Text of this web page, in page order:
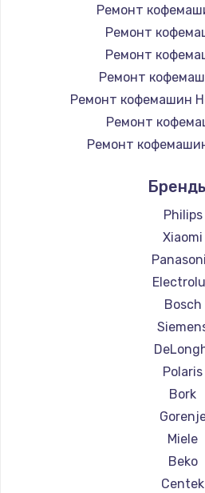
Ремонт
Ремонт
Ремонт
Ремонт
Ремонт кофемашин
Ремонт
Ремонт
Ремонт
Ремонт
Ремонт
Ремонт
Ремонт
Ремонт
Ремонт
Ремонт
Ремонт
Ремонт
Ремонт
Ремонт кофемашин
Ремонт
Ремонт
Philips
Xiaomi
Bosch
Polaris
Bork
Miele
Beko
Centek